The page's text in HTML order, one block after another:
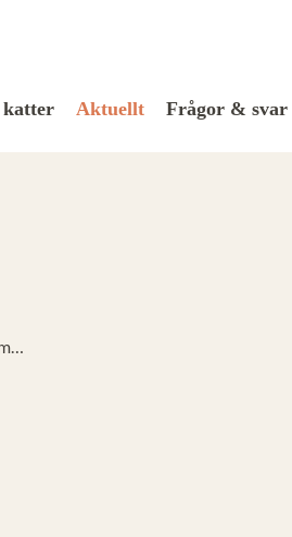
Aktuellt Frågor & svar